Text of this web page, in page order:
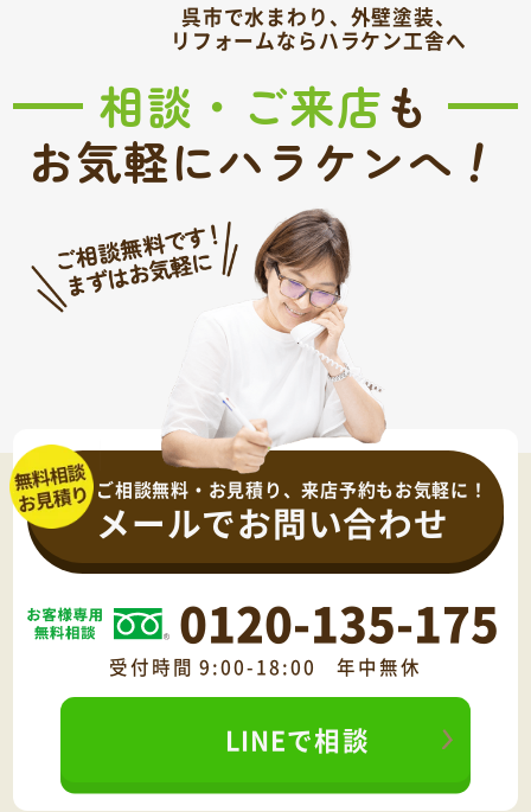
呉市で水まわり、外壁塗装、
リフォームならハラケン工舎へ
相談・ご来店も
お気軽にハラケンへ！
ご相談無料・お見積り、来店予約もお気軽に！
メールでお問い合わせ
0120-135-175
受付時間 9:00-18:00 年中無休
LINEで相談